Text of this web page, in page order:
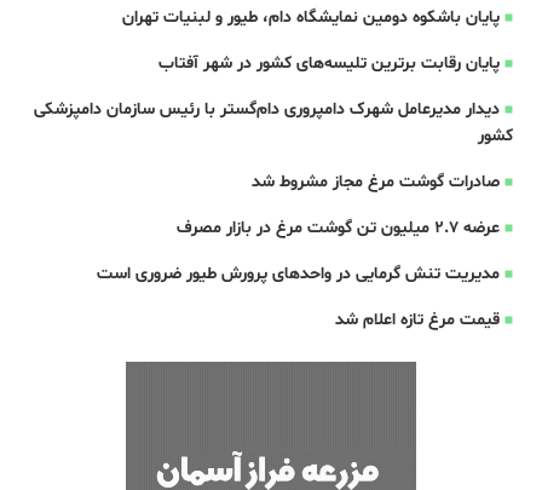
پایان باشکوه دومین نمایشگاه دام، طیور و لبنیات تهران
پایان رقابت برترین تلیسه‌های کشور در شهر آفتاب
دیدار مدیرعامل شهرک دامپروری دام‌گستر با رئیس سازمان دامپزشکی
کشور
صادرات گوشت مرغ مجاز مشروط شد
عرضه ۲.۷ میلیون تن گوشت مرغ در بازار مصرف
مدیریت تنش گرمایی در واحدهای پرورش طیور ضروری است
قیمت مرغ تازه اعلام شد